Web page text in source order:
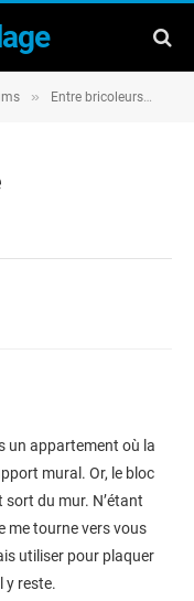
» Entre bricoleurs
un appartement où la
mural. Or, le bloc
du mur. N’étant
me tourne vers vous
utiliser pour plaquer
y reste.